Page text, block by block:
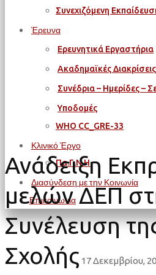
Συνεχιζόμενη
Έρευνα
Ερευνητικά Εργαστήρια
Ακαδημαϊκές
Συνέδρια – Ημερίδες –
Υποδομές
WΗΟ CC_GRE-33
Κλινικό Έργο
Πα.Γ.Ν.Η.
Διασύνδεση με την Κοινωνία
Επικοινωνία
Ανάδειξη
μελών ΔΕΠ
Συνέλευση
Σχολής 17 Δεκεμβρίου,